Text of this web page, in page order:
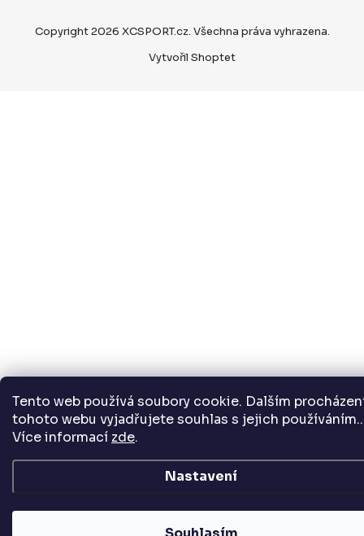
Tento web používá soubory cookie. Dalším
tohoto webu vyjadřujete souhlas s jejich používáním..
Více informací zde.
Nastavení
Vytvořil Shoptet
Copyright 2026 XCSPORT.cz. Všechna práva vyhrazena.